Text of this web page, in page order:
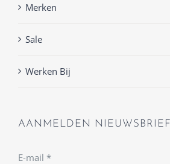
Merken
Sale
Werken Bij
AANMELDEN NIEUWSBRIEF
E-mail *